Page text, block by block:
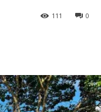
0
111